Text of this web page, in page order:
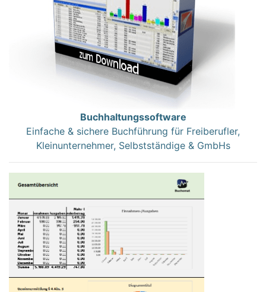
Buchhaltungssoftware
Einfache & sichere Buchführung für Freiberufler,
Kleinunternehmer, Selbstständige & GmbHs